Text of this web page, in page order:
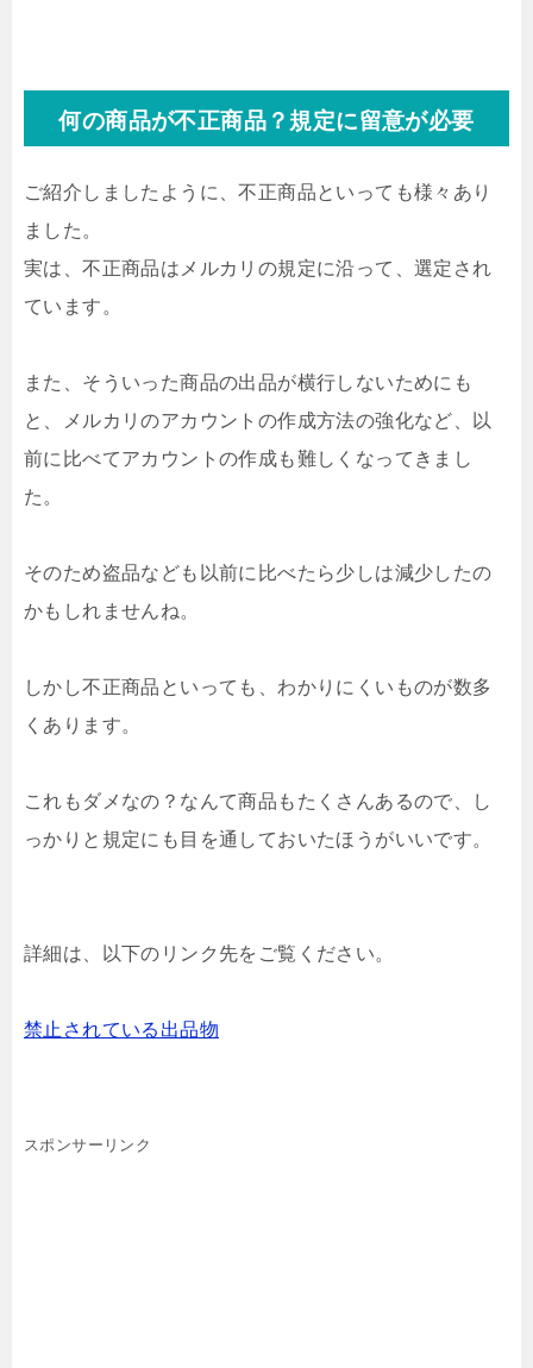
何の商品が不正商品？規定に留意が必要
ご紹介しましたように、不正商品といっても様々あり
ました。
実は、不正商品はメルカリの規定に沿って、選定され
ています。
また、そういった商品の出品が横行しないためにも
と、メルカリのアカウントの作成方法の強化など、以
前に比べてアカウントの作成も難しくなってきまし
た。
そのため盗品なども以前に比べたら少しは減少したの
かもしれませんね。
しかし不正商品といっても、わかりにくいものが数多
くあります。
これもダメなの？なんて商品もたくさんあるので、し
っかりと規定にも目を通しておいたほうがいいです。
詳細は、以下のリンク先をご覧ください。
禁止されている出品物
スポンサーリンク